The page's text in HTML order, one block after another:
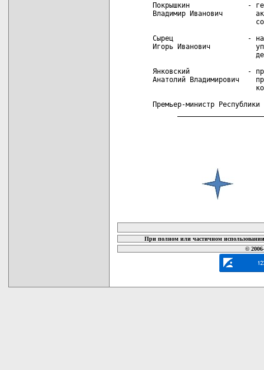
Покрышкин              -
Владимир Иванович
Сырец                  -
Игорь Иванович
Янковский              -
Анатолий Владимирович
Премьер-министр
При полном или частичном
©